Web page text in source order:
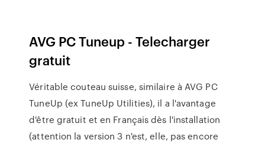
AVG PC Tuneup - Telecharger
gratuit
Véritable couteau suisse, similaire à AVG PC
TuneUp (ex TuneUp Utilities), il a l'avantage
d'être gratuit et en Français dès l'installation
(attention la version 3 n'est, elle, pas encore